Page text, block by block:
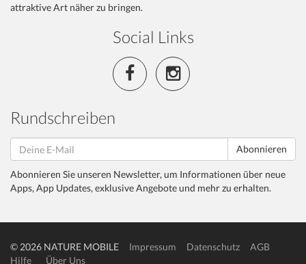
attraktive Art näher zu bringen.
Social Links
Rundschreiben
Abonnieren
Abonnieren Sie unseren Newsletter, um Informationen über neue
Apps, App Updates, exklusive Angebote und mehr zu erhalten.
© 2026 NATURE MOBILE Impressum Datenschutz
AGB
Hilfe
Über Uns